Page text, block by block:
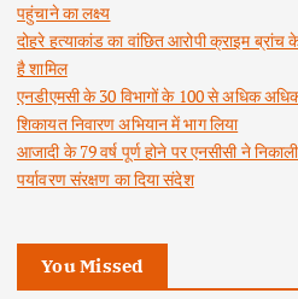
पहुंचाने का लक्ष्य
दोहरे हत्याकांड का वांछित आरोपी क्राइम
है शामिल
एनडीएमसी के 30 विभागों के 100 से अधिक
शिकायत निवारण अभियान में भाग लिया
आजादी के 79 वर्ष पूर्ण होने पर एनसीसी ने
पर्यावरण संरक्षण का दिया संदेश
You Missed